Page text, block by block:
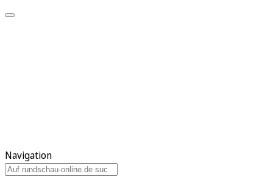
Navigation